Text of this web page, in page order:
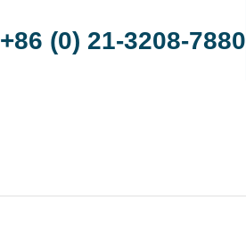
+86 (0) 21-3208-7880